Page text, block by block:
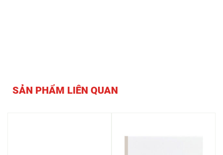
SẢN PHẨM LIÊN QUAN